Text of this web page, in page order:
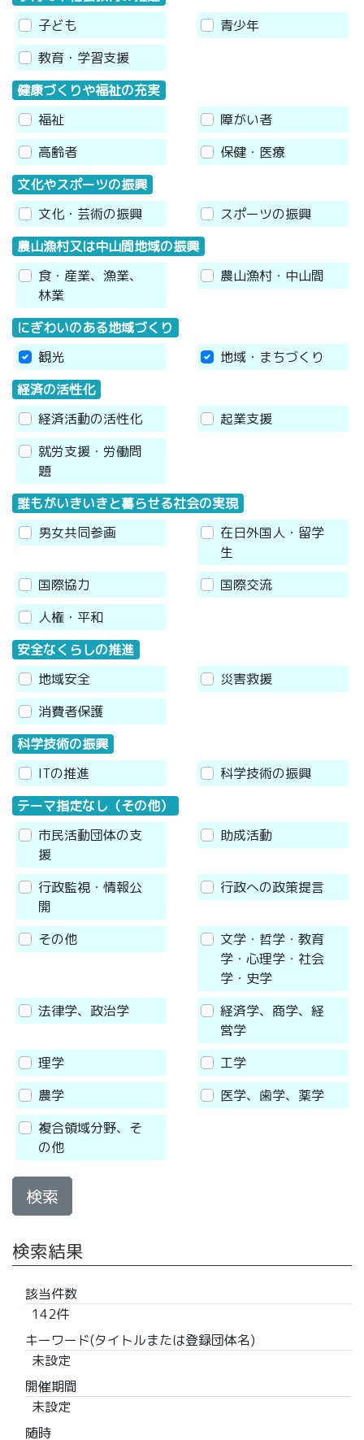
子ども
青少年
教育・学習支援
健康づくりや福祉の充実
福祉
障がい者
高齢者
保健・医療
文化やスポーツの振興
文化・芸術の振興
スポーツの振興
農山漁村又は中山間地域の振興
食・産業、漁業、
林業
農山漁村・中山間
にぎわいのある地域づくり
観光
地域・まちづくり
経済の活性化
経済活動の活性化
起業支援
就労支援・労働問
題
誰もがいきいきと暮らせる社会の実現
男女共同参画
在日外国人・留学
生
国際協力
国際交流
人権・平和
安全なくらしの推進
地域安全
災害救援
消費者保護
科学技術の振興
ITの推進
科学技術の振興
テーマ指定なし（その他）
市民活動団体の支
援
助成活動
行政監視・情報公
開
行政への政策提言
その他
文学・哲学・教育
学・心理学・社会
学・史学
法律学、政治学
経済学、商学、経
営学
理学
工学
農学
医学、歯学、薬学
複合領域分野、そ
の他
検索
検索結果
該当件数
142件
キーワード(タイトルまたは登録団体名)
未設定
開催期間
未設定
随時